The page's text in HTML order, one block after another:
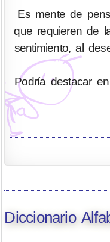
Es mente de
que requieren de
sentimiento, al
Podría destacar
Diccionario